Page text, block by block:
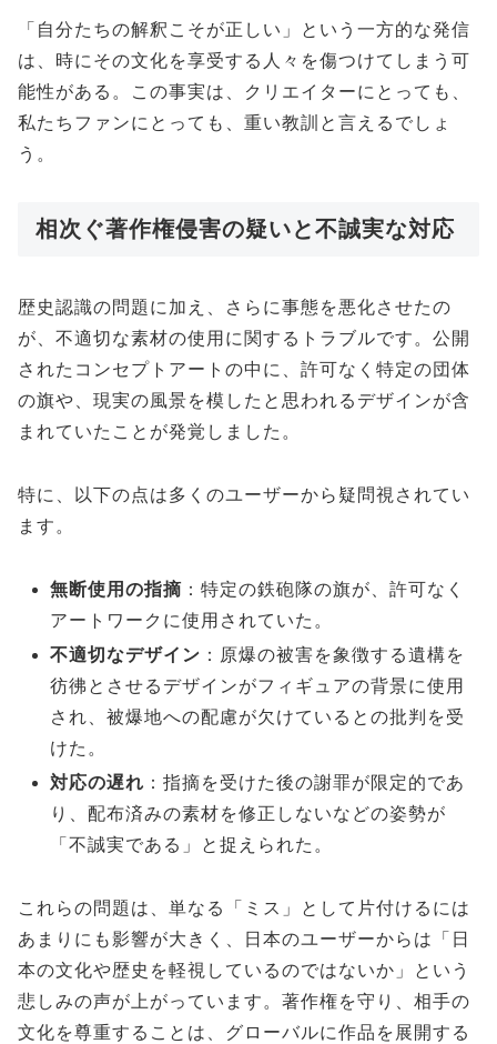
「自分たちの解釈こそが正しい」という一方的な発信
は、時にその文化を享受する人々を傷つけてしまう可
能性がある。この事実は、クリエイターにとっても、
私たちファンにとっても、重い教訓と言えるでしょ
う。
相次ぐ著作権侵害の疑いと不誠実な対応
歴史認識の問題に加え、さらに事態を悪化させたの
が、不適切な素材の使用に関するトラブルです。公開
されたコンセプトアートの中に、許可なく特定の団体
の旗や、現実の風景を模したと思われるデザインが含
まれていたことが発覚しました。
特に、以下の点は多くのユーザーから疑問視されてい
ます。
無断使用の指摘 ：特定の鉄砲隊の旗が、許可なく
アートワークに使用されていた。
不適切なデザイン ：原爆の被害を象徴する遺構を
彷彿とさせるデザインがフィギュアの背景に使用
され、被爆地への配慮が欠けているとの批判を受
けた。
対応の遅れ ：指摘を受けた後の謝罪が限定的であ
り、配布済みの素材を修正しないなどの姿勢が
「不誠実である」と捉えられた。
これらの問題は、単なる「ミス」として片付けるには
あまりにも影響が大きく、日本のユーザーからは「日
本の文化や歴史を軽視しているのではないか」という
悲しみの声が上がっています。著作権を守り、相手の
文化を尊重することは、グローバルに作品を展開する